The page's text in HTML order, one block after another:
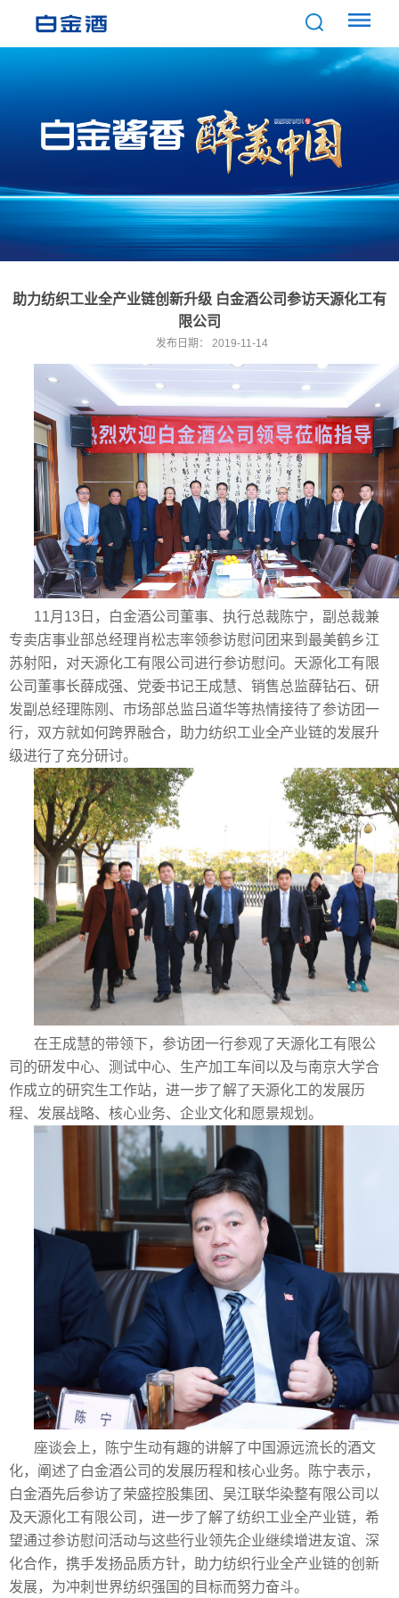
助力纺织工业全产业链创新升级 白金酒公司参访天源化工有
限公司
发布日期： 2019-11-14
11月13日，白金酒公司董事、执行总裁陈宁，副总裁兼
专卖店事业部总经理肖松志率领参访慰问团来到最美鹤乡江
苏射阳，对天源化工有限公司进行参访慰问。天源化工有限
公司董事长薛成强、党委书记王成慧、销售总监薛钻石、研
发副总经理陈刚、市场部总监吕道华等热情接待了参访团一
行，双方就如何跨界融合，助力纺织工业全产业链的发展升
级进行了充分研讨。
在王成慧的带领下，参访团一行参观了天源化工有限公
司的研发中心、测试中心、生产加工车间以及与南京大学合
作成立的研究生工作站，进一步了解了天源化工的发展历
程、发展战略、核心业务、企业文化和愿景规划。
座谈会上，陈宁生动有趣的讲解了中国源远流长的酒文
化，阐述了白金酒公司的发展历程和核心业务。陈宁表示，
白金酒先后参访了荣盛控股集团、吴江联华染整有限公司以
及天源化工有限公司，进一步了解了纺织工业全产业链，希
望通过参访慰问活动与这些行业领先企业继续增进友谊、深
化合作，携手发扬品质方针，助力纺织行业全产业链的创新
发展，为冲刺世界纺织强国的目标而努力奋斗。